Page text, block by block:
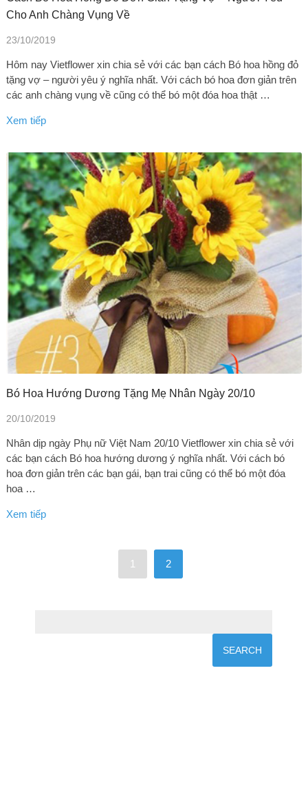
Cho Anh Chàng Vụng Về
23/10/2019
Hôm nay Vietflower xin chia sẻ với các bạn cách Bó hoa hồng đỏ
tặng vợ – người yêu ý nghĩa nhất. Với cách bó hoa đơn giản trên
các anh chàng vụng về cũng có thể bó một đóa hoa thật …
Xem tiếp
Bó Hoa Hướng Dương Tặng Mẹ Nhân Ngày 20/10
20/10/2019
Nhân dịp ngày Phụ nữ Việt Nam 20/10 Vietflower xin chia sẻ với
các bạn cách Bó hoa hướng dương ý nghĩa nhất. Với cách bó
hoa đơn giản trên các bạn gái, bạn trai cũng có thể bó một đóa
hoa …
Xem tiếp
1 2